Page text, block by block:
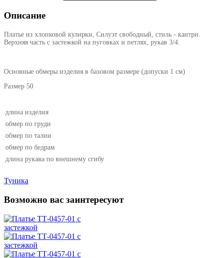
Описание
Платье из хлопковой кулирки, Силуэт свободный, стиль - кантри.
Верхняя часть с застежкой на пуговках и петлях, рукав 3/4.
Основные обмеры изделия в базовом размере (допуски 1 см)
Размер 50
длина изделия
обмер по груди
обмер по талии
обмер по бедрам
длина рукава по внешнему сгибу
Туника
Возможно вас заинтересуют